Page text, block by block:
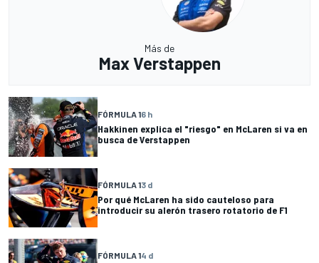
Más de
Max Verstappen
FÓRMULA 16 h
Hakkinen explica el "riesgo" en McLaren si va en
busca de Verstappen
FÓRMULA 13 d
Por qué McLaren ha sido cauteloso para
introducir su alerón trasero rotatorio de F1
FÓRMULA 14 d